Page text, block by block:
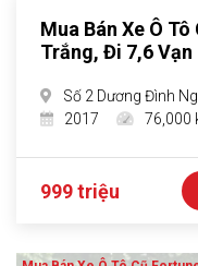
Mua Bán Xe Ô
Trắng, Đi 7,6 Vạn
Số 2 Dương Đình
2017
76,000
999 triệu